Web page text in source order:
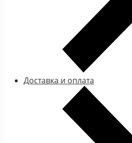
Доставка и оплата